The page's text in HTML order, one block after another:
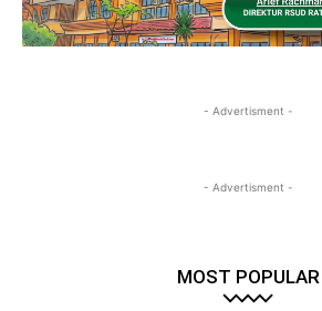
- Advertisment -
- Advertisment -
MOST POPULAR